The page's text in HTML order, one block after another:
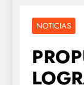
NOTICIAS